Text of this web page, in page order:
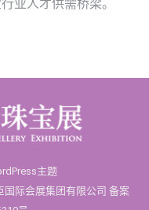
业人才供需桥梁。
主题
国际会展集团有限公司 备案